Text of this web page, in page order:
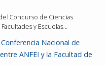
Concurso de Ciencias
y Escuelas…
Nacional de
ANFEI y la Facultad de